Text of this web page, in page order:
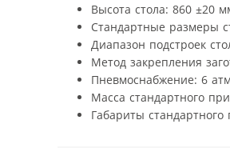
Высота стола: 860 ±20
Стандартные размеры
Диапазон подстроек
Метод закрепления
Пневмоснабжение: 6
Масса стандартного
Габариты